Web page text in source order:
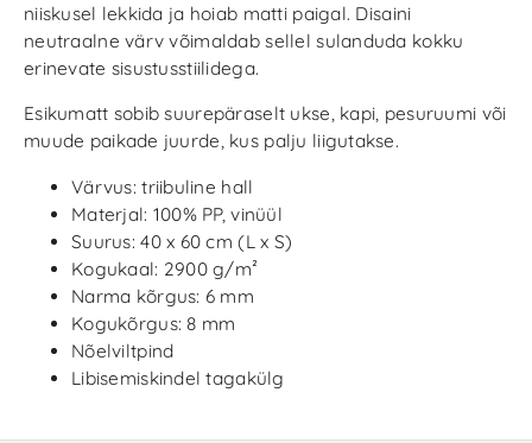
niiskusel lekkida ja hoiab matti paigal. Disaini
neutraalne värv võimaldab sellel sulanduda kokku
erinevate sisustusstiilidega.
Esikumatt sobib suurepäraselt ukse, kapi, pesuruumi või
muude paikade juurde, kus palju liigutakse.
Värvus: triibuline hall
Materjal: 100% PP, vinüül
Suurus: 40 x 60 cm (L x S)
Kogukaal: 2900 g/m²
Narma kõrgus: 6 mm
Kogukõrgus: 8 mm
Nõelviltpind
Libisemiskindel tagakülg